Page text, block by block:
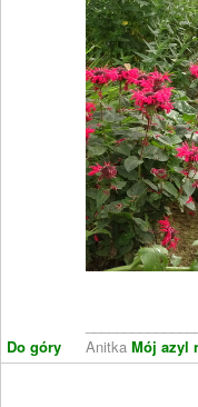
Do góry
Anitka Mój azyl